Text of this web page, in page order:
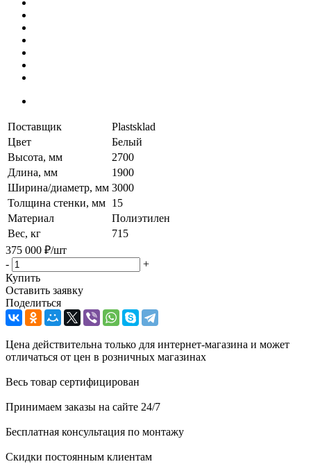
Поставщик
Plastsklad
Цвет
Белый
Высота, мм
2700
Длина, мм
1900
Ширина/диаметр, мм 3000
Толщина стенки, мм 15
Материал
Полиэтилен
Вес, кг
715
375 000 ₽/шт
-
+
Купить
Оставить заявку
Поделиться
Цена действительна только для интернет-магазина и может
отличаться от цен в розничных магазинах
Весь товар сертифицирован
Принимаем заказы на сайте 24/7
Бесплатная консультация по монтажу
Скидки постоянным клиентам